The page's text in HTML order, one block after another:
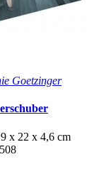
Goetzinger
x 22 x 4,6 cm